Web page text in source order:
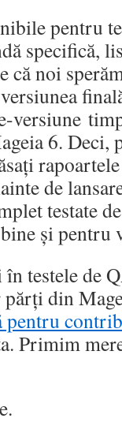
pentru
specifică,
că noi
versiune
6. Deci,
de
testate
și pentru
testele de
din
pentru
Primim